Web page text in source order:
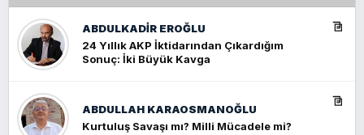
ABDULKADIR EROĞLU
24 Yıllık AKP İktidarından Çıkardığım
Sonuç: İki Büyük Kavga
ABDULLAH KARAOSMANOĞLU
Kurtuluş Savaşı mı? Milli Mücadele mi?